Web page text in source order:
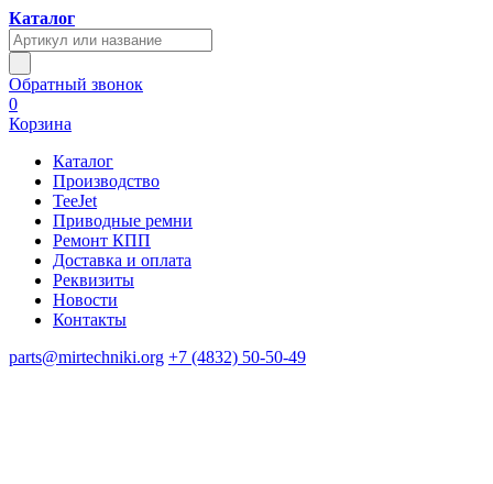
Каталог
Обратный звонок
0
Корзина
Каталог
Производство
TeeJet
Приводные ремни
Ремонт КПП
Доставка и оплата
Реквизиты
Новости
Контакты
parts@mirtechniki.org +7 (4832) 50-50-49